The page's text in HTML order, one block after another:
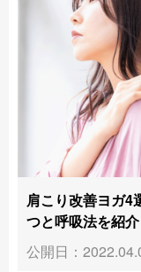
肩こり改善ヨガ4
つと呼吸法を紹介
公開日：